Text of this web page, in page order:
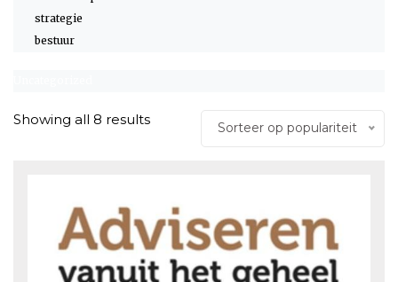
strategie
bestuur
Showing all 8 results
Sorteer op populariteit